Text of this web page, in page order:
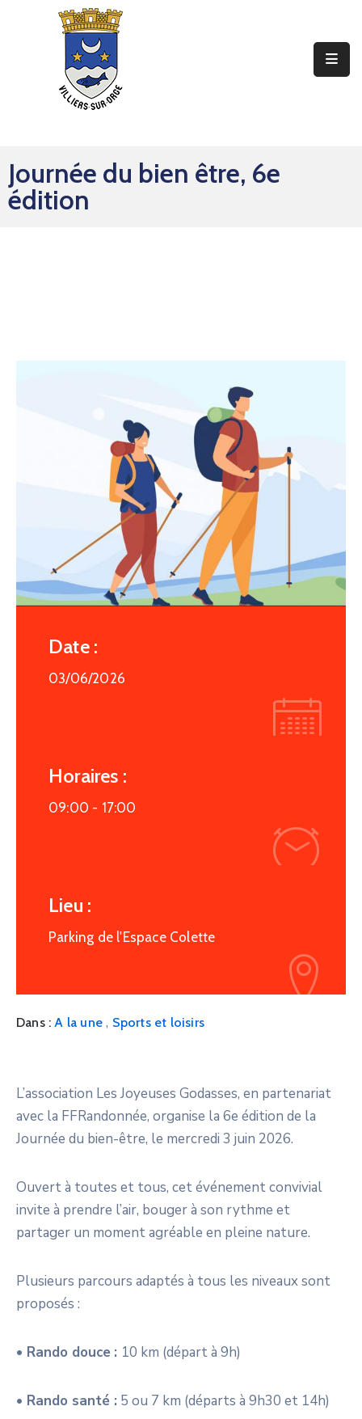
Mes
Sorties
Journée du bien être, 6e
édition
Date :
03/06/2026
Horaires :
09:00 - 17:00
Lieu :
Parking de l'Espace Colette
Dans : A la une , Sports et loisirs
L’association Les Joyeuses Godasses, en partenariat
avec la FFRandonnée, organise la 6e édition de la
Journée du bien-être, le mercredi 3 juin 2026.
Ouvert à toutes et tous, cet événement convivial
invite à prendre l’air, bouger à son rythme et
partager un moment agréable en pleine nature.
Plusieurs parcours adaptés à tous les niveaux sont
proposés :
• Rando douce : 10 km (départ à 9h)
• Rando santé : 5 ou 7 km (départs à 9h30 et 14h)